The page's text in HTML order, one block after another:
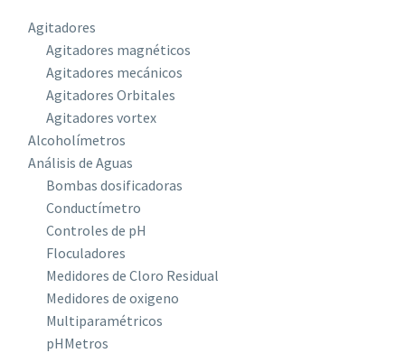
Agitadores
Agitadores magnéticos
Agitadores mecánicos
Agitadores Orbitales
Agitadores vortex
Alcoholímetros
Análisis de Aguas
Bombas dosificadoras
Conductímetro
Controles de pH
Floculadores
Medidores de Cloro Residual
Medidores de oxigeno
Multiparamétricos
pHMetros